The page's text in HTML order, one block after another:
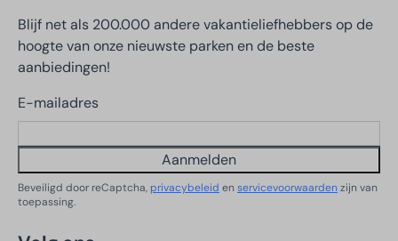
Blijf net als 200.000 andere vakantieliefhebbers op de
hoogte van onze nieuwste parken en de beste
aanbiedingen!
E-mailadres
Aanmelden
Beveiligd door reCaptcha, privacybeleid en servicevoorwaarden zijn van
toepassing.